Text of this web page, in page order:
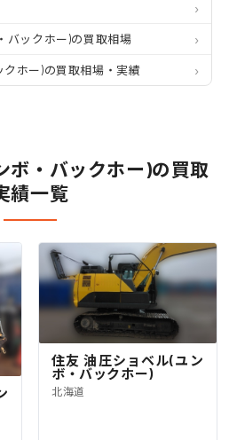
バックホー)の買取相場
ホー)の買取相場・実績
ボ・バックホー)の買取
績一覧
住友 油圧ショベル(ユン
ボ・バックホー)
北海道